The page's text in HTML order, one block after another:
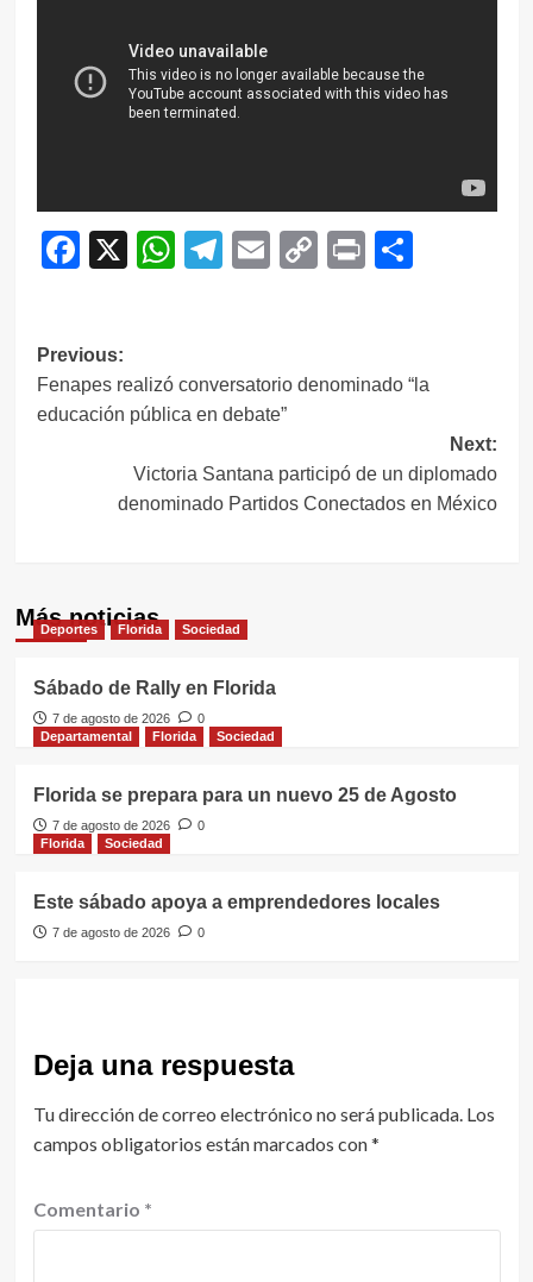
Facebook
X WhatsApp
Telegram
EmailCopy
Print
Navegación
de
entradas
Previous:
Fenapes realizó conversatorio denominado “la
educación pública en debate”
Next:
Victoria Santana participó de un diplomado
denominado Partidos Conectados en México
Más noticias
Deportes Florida Sociedad
Sábado de Rally en Florida
7 de agosto de 2026
0
Departamental
Florida Sociedad
Florida se prepara para un nuevo 25 de Agosto
7 de agosto de 2026
0
Florida
Sociedad
Este sábado apoya a emprendedores locales
7 de agosto de 2026 0
Deja una respuesta
Tu dirección de correo electrónico no será publicada. Los
campos obligatorios están marcados con*
Comentario *